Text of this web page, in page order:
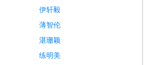
伊轩毅
薄智伦
湛珊颖
练明美